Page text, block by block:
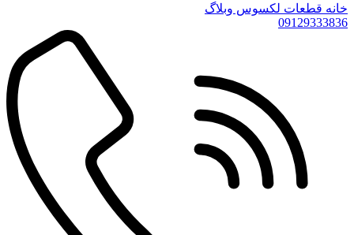
خانه قطعات لکسوس وبلاگ
09129333836